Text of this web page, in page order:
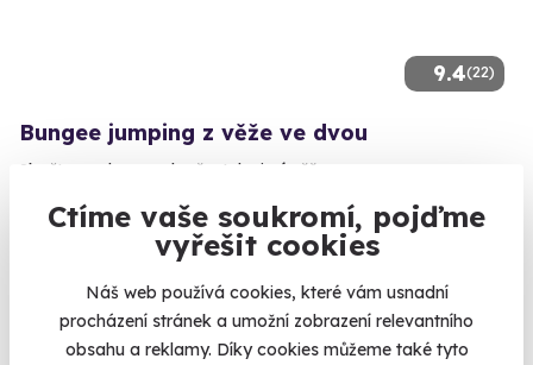
Ctíme vaše soukromí, pojďme
vyřešit cookies
Náš web používá cookies, které vám usnadní
procházení stránek a umožní zobrazení relevantního
obsahu a reklamy. Díky cookies můžeme také tyto
9.4(22)
Bungee jumping z věže ve dvou
Skočte ve dvou na laně z televizní věže.
Harrachov (Semily)